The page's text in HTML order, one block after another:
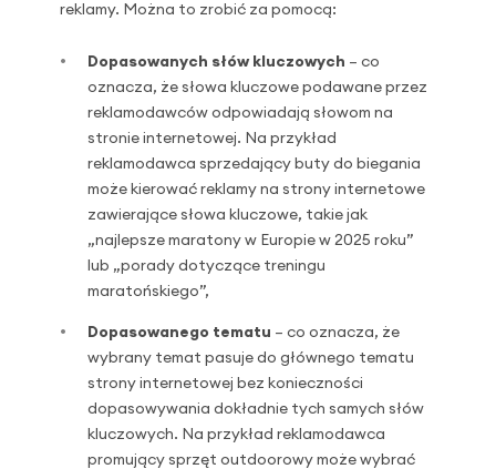
reklamy. Można to zrobić za pomocą:
Dopasowanych słów kluczowych – co
oznacza, że ​​słowa kluczowe podawane przez
reklamodawców odpowiadają słowom na
stronie internetowej. Na przykład
reklamodawca sprzedający buty do biegania
może kierować reklamy na strony internetowe
zawierające słowa kluczowe, takie jak
„najlepsze maratony w Europie w 2025 roku”
lub „porady dotyczące treningu
maratońskiego”,
Dopasowanego tematu – co oznacza, że ​​
wybrany temat pasuje do głównego tematu
strony internetowej bez konieczności
dopasowywania dokładnie tych samych słów
kluczowych. Na przykład reklamodawca
promujący sprzęt outdoorowy może wybrać